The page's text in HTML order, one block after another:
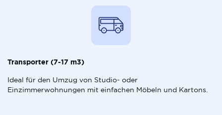
Transporter (7-17 m3)
Ideal für den Umzug von Studio- oder
Einzimmerwohnungen mit einfachen Möbeln und Kartons.